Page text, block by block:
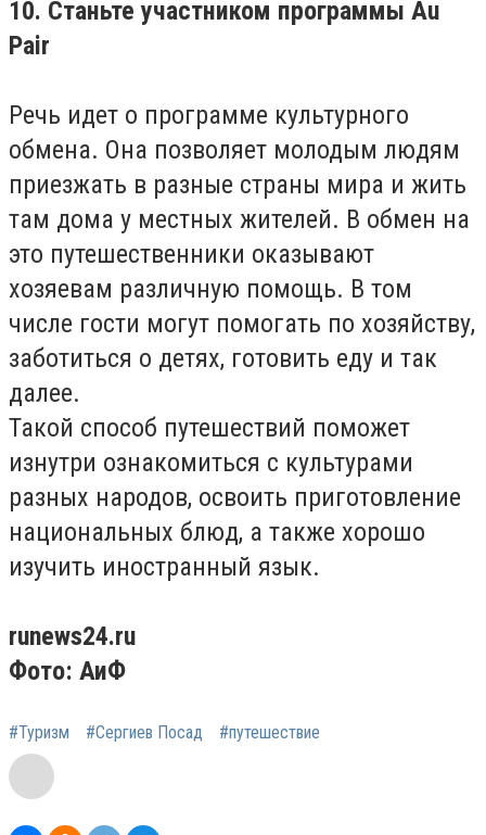
10. Станьте участником программы Au
Pair
Речь идет о программе культурного
обмена. Она позволяет молодым людям
приезжать в разные страны мира и жить
там дома у местных жителей. В обмен на
это путешественники оказывают
хозяевам различную помощь. В том
числе гости могут помогать по хозяйству,
заботиться о детях, готовить еду и так
далее.
Такой способ путешествий поможет
изнутри ознакомиться с культурами
разных народов, освоить приготовление
национальных блюд, а также хорошо
изучить иностранный язык.
runews24.ru
Фото: АиФ
#Туризм #Сергиев Посад #путешествие